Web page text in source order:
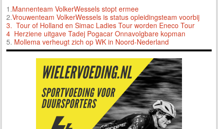
1.Mannenteam VolkerWessels stopt ermee
2.Vrouwenteam VolkerWessels is status opleidingsteam voorbij
3. Tour of Holland en Simac Ladies Tour worden Eneco Tour
4 Herziene uitgave Tadej Pogacar Onnavolgbare kopman
5. Mollema verheugt zich op WK in Noord-Nederland